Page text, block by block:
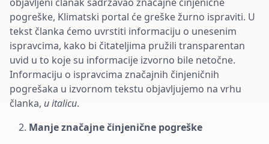
pogreške, Klimatski portal će greške žurno ispraviti. U
tekst članka ćemo uvrstiti informaciju o unesenim
ispravcima, kako bi čitateljima pružili transparentan
uvid u to koje su informacije izvorno bile netočne.
Informaciju o ispravcima značajnih činjeničnih
pogrešaka u izvornom tekstu objavljujemo na vrhu
članka, u italicu.
Manje značajne činjenične pogreške